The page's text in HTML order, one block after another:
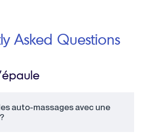
Asked Questions
auto-massages avec une